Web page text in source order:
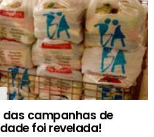
campanhas de
foi revelada!